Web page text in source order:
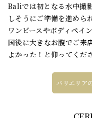
Baliでは初となる水中撮
しそうにご準備を進めら
ワンピースやボディペイ
国後に大きなお腹でご来
よかった！と仰ってくだ
バリエリア